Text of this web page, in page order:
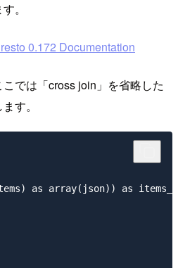
。
0.172 Documentation
では「cross join」を省略した
す。
as array(json)) as